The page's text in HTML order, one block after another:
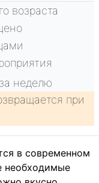
возраста
неделю
при
в современном
необходимые